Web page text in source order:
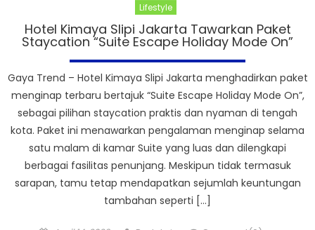
Lifestyle
Hotel Kimaya Slipi Jakarta Tawarkan Paket
Staycation “Suite Escape Holiday Mode On”
Gaya Trend – Hotel Kimaya Slipi Jakarta menghadirkan paket
menginap terbaru bertajuk “Suite Escape Holiday Mode On”,
sebagai pilihan staycation praktis dan nyaman di tengah
kota. Paket ini menawarkan pengalaman menginap selama
satu malam di kamar Suite yang luas dan dilengkapi
berbagai fasilitas penunjang. Meskipun tidak termasuk
sarapan, tamu tetap mendapatkan sejumlah keuntungan
tambahan seperti […]